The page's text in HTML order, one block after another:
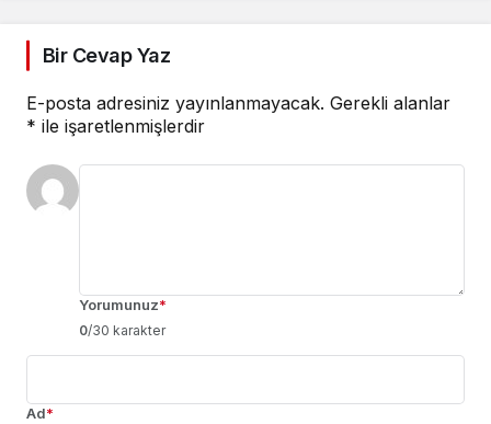
Bir Cevap Yaz
E-posta adresiniz yayınlanmayacak. Gerekli alanlar
* ile işaretlenmişlerdir
Yorumunuz*
0/30 karakter
Ad*